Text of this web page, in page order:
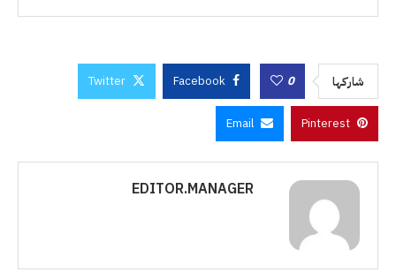
شاركها 0
Facebook
Twitter
Pinterest
Email
EDITOR.MANAGER